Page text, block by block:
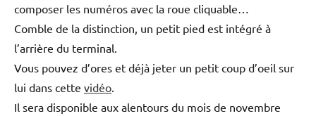
composer les numéros avec la roue cliquable…
Comble de la distinction, un petit pied est intégré à
l’arrière du terminal.
Vous pouvez d’ores et déjà jeter un petit coup d’oeil sur
lui dans cette vidéo
Il sera disponible aux alentours du mois de novembre